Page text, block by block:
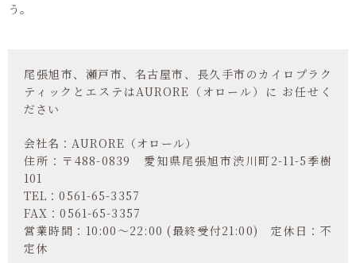
う。
尾張旭市、瀬戸市、名古屋市、長久手市のカイロプラク
ティックとエステはAURORE（オロール）に お任せく
ださい
会社名：AURORE（オロール）
住所：〒488-0839 愛知県尾張旭市渋川町2-11-5季樹
101
TEL：0561-65-3357
FAX：0561-65-3357
営業時間：10:00～22:00 (最終受付21:00) 定休日：不
定休